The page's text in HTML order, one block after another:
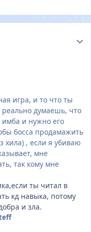
overview
игра, и то что ты
думаешь, что
и нужно его
босса продамажить
хила) , если я убиваю
мне
так кому мне
ты читал в
кд навыка, потому
и зла.